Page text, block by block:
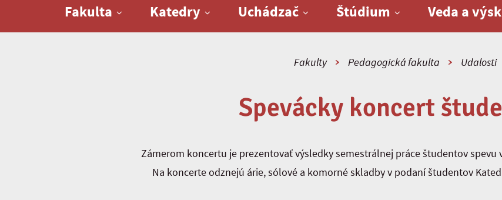
Fakulta Katedry Uchádzač Štúdium Veda a
Fakulty Pedagogická fakulta Udalosti
Spevácky koncert
Zámerom koncertu je prezentovať výsledky semestrálnej práce študentov
Na koncerte odznejú árie, sólové a komorné skladby v podaní študentov